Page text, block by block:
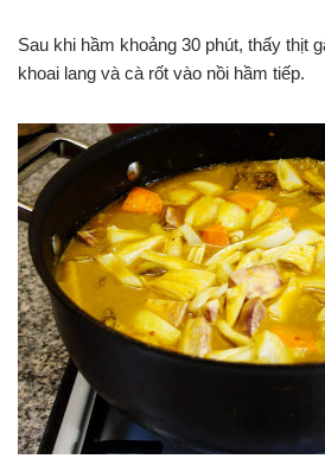
Sau khi hầm khoảng 30 phút, thấy thịt
khoai lang và cà rốt vào nồi hầm tiếp.